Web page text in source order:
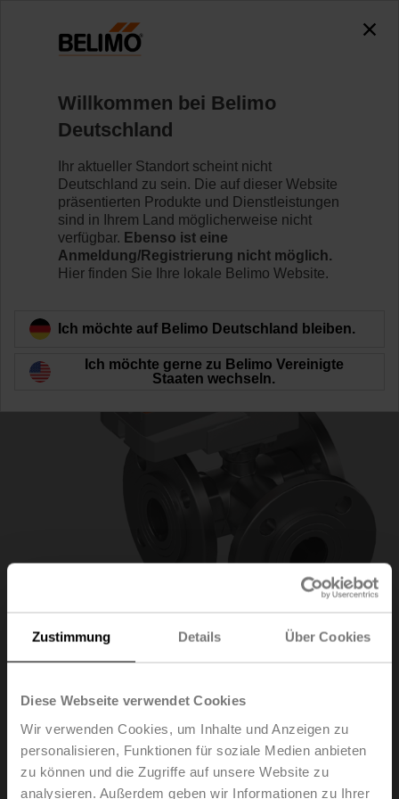
Zustimmung Details Über Cookies
Diese Webseite verwendet Cookies
Wir verwenden Cookies, um Inhalte und Anzeigen zu
personalisieren, Funktionen für soziale Medien anbieten
zu können und die Zugriffe auf unsere Website zu
analysieren. Außerdem geben wir Informationen zu Ihrer
R7032R-B3/NR230A-S
Mehr erfahren
Zurück zur Produktkategorie
R7032R-B3/NR230A-
S
Willkommen bei Belimo
Deutschland
Ihr aktueller Standort scheint nicht
Deutschland zu sein. Die auf dieser Website
präsentierten Produkte und Dienstleistungen
sind in Ihrem Land möglicherweise nicht
verfügbar. Ebenso ist eine
Anmeldung/Registrierung nicht möglich.
Hier finden Sie Ihre lokale Belimo Website.
Ich möchte auf Belimo Deutschland bleiben.
Ich möchte gerne zu Belimo Vereinigte
Staaten wechseln.